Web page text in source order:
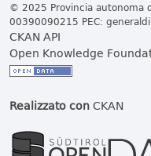
© 2025 Provincia autonoma
00390090215 PEC:
CKAN API
Open Knowledge
Realizzato conCKAN